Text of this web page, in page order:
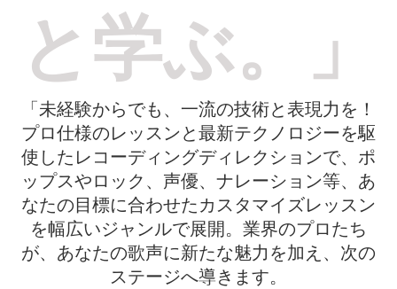
と学ぶ。」
「未経験からでも、一流の技術と表現力を！
プロ仕様のレッスンと最新テクノロジーを駆
使したレコーディングディレクションで、ポ
ップスやロック、声優、ナレーション等、あ
なたの目標に合わせたカスタマイズレッスン
を幅広いジャンルで展開。業界のプロたち
が、あなたの歌声に新たな魅力を加え、次の
ステージへ導きます。